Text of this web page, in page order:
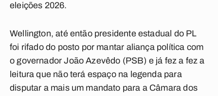
eleições 2026.
Wellington, até então presidente estadual do PL
foi rifado do posto por mantar aliança política com
ogovernador João Azevêdo (PSB) e já fez a fez a
leitura que não terá espaço na legenda para
disputar a mais um mandato para a Câmara dos